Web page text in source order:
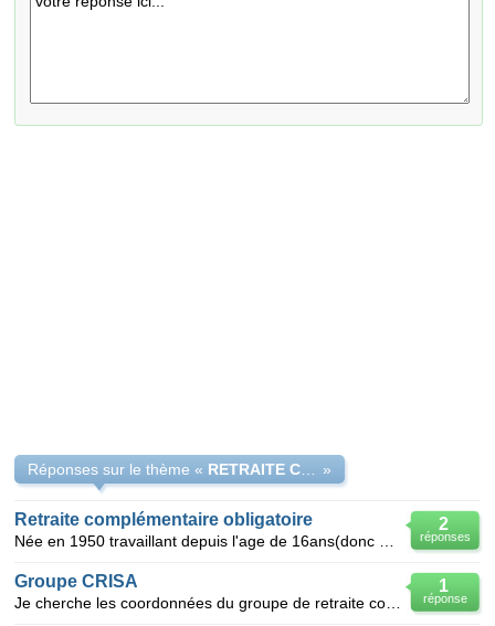
Réponses sur le thème « »
2
réponses
Retraite complémentaire obligatoire
1
réponse
Groupe CRISA